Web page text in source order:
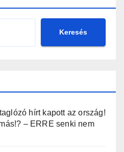
Keresés
hírt kapott az ország!
– ERRE senki nem